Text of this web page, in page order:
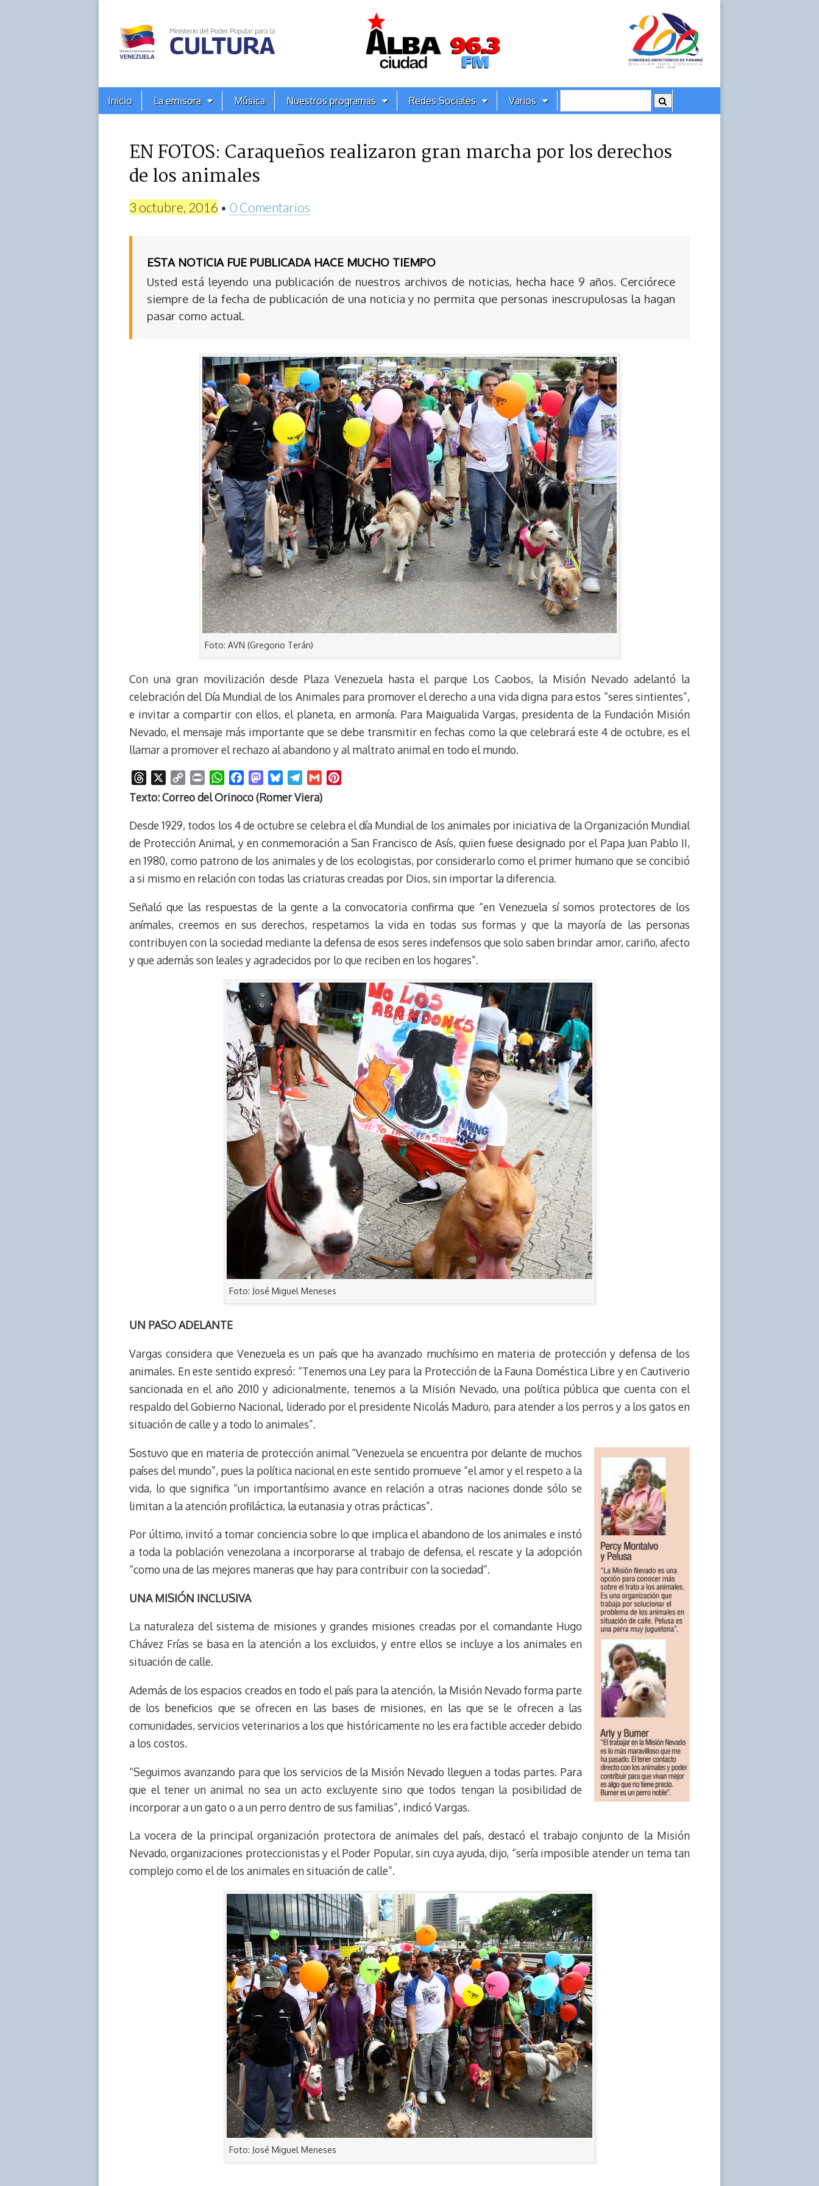
Alba
Ciudad
96.3
FM
Menú
principal
Inicio La emisora Música Nuestros programas Redes Sociales Varios
EN FOTOS: Caraqueños realizaron gran marcha por los derechos
de los animales
3 octubre, 2016 • 0 Comentarios
ESTA NOTICIA FUE PUBLICADA HACE MUCHO TIEMPO
Usted está leyendo una publicación de nuestros archivos de noticias, hecha hace 9 años. Cerciórece
siempre de la fecha de publicación de una noticia y no permita que personas inescrupulosas la hagan
pasar como actual.
Foto: AVN (Gregorio Terán)
Con una gran movilización desde Plaza Venezuela hasta el parque Los Caobos, la Misión Nevado adelantó la
celebración del Día Mundial de los Animales para promover el derecho a una vida digna para estos “seres sintientes”,
e invitar a compartir con ellos, el planeta, en armonía. Para Maigualida Vargas, presidenta de la Fundación Misión
Nevado, el mensaje más importante que se debe transmitir en fechas como la que celebrará este 4 de octubre, es el
llamar a promover el rechazo al abandono y al maltrato animal en todo el mundo.
h
e
d
s
o
y
L
i
n
k
r
n
W
h
t
A
p
p
a
e
o
o
k
M
a
t
d
o
n
l
e
k
y
e
e
r
a
m
i
t
r
e
s
Texto: Correo del Orinoco (Romer Viera)
Desde 1929, todos los 4 de octubre se celebra el día Mundial de los animales por iniciativa de la Organización Mundial
de Protección Animal, y en conmemoración a San Francisco de Asís, quien fuese designado por el Papa Juan Pablo II,
en 1980, como patrono de los animales y de los ecologistas, por considerarlo como el primer humano que se concibió
a si mismo en relación con todas las criaturas creadas por Dios, sin importar la diferencia.
Señaló que las respuestas de la gente a la convocatoria confirma que “en Venezuela sí somos protectores de los
anímales, creemos en sus derechos, respetamos la vida en todas sus formas y que la mayoría de las personas
contribuyen con la sociedad mediante la defensa de esos seres indefensos que solo saben brindar amor, cariño, afecto
y que además son leales y agradecidos por lo que reciben en los hogares”.
Foto: José Miguel Meneses
UN PASO ADELANTE
Vargas considera que Venezuela es un país que ha avanzado muchísimo en materia de protección y defensa de los
animales. En este sentido expresó: “Tenemos una Ley para la Protección de la Fauna Doméstica Libre y en Cautiverio
sancionada en el año 2010 y adicionalmente, tenemos a la Misión Nevado, una política pública que cuenta con el
respaldo del Gobierno Nacional, liderado por el presidente Nicolás Maduro, para atender a los perros y a los gatos en
situación de calle y a todo lo animales”.
Sostuvo que en materia de protección animal “Venezuela se encuentra por delante de muchos
países del mundo”, pues la política nacional en este sentido promueve “el amor y el respeto a la
vida, lo que significa “un importantísimo avance en relación a otras naciones donde sólo se
limitan a la atención profiláctica, la eutanasia y otras prácticas”.
Por último, invitó a tomar conciencia sobre lo que implica el abandono de los animales e instó
a toda la población venezolana a incorporarse al trabajo de defensa, el rescate y la adopción
“como una de las mejores maneras que hay para contribuir con la sociedad”.
UNA MISIÓN INCLUSIVA
La naturaleza del sistema de misiones y grandes misiones creadas por el comandante Hugo
Chávez Frías se basa en la atención a los excluidos, y entre ellos se incluye a los animales en
situación de calle.
Además de los espacios creados en todo el país para la atención, la Misión Nevado forma parte
de los beneficios que se ofrecen en las bases de misiones, en las que se le ofrecen a las
comunidades, servicios veterinarios a los que históricamente no les era factible acceder debido
a los costos.
“Seguimos avanzando para que los servicios de la Misión Nevado lleguen a todas partes. Para
que el tener un animal no sea un acto excluyente sino que todos tengan la posibilidad de
incorporar a un gato o a un perro dentro de sus familias”, indicó Vargas.
La vocera de la principal organización protectora de animales del país, destacó el trabajo conjunto de la Misión
Nevado, organizaciones proteccionistas y el Poder Popular, sin cuya ayuda, dijo, “sería imposible atender un tema tan
complejo como el de los animales en situación de calle”.
Foto: José Miguel Meneses